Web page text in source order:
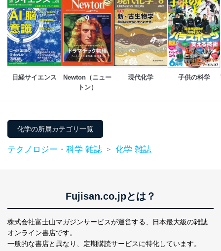
日経サイエンス
Newton（ニュー
トン）
現代化学 子供の科学
化学の所属カテゴリ一覧
テクノロジー・科学 雑誌 > 化学 雑誌
Fujisan.co.jpとは？
株式会社富士山マガジンサービスが運営する、
日本最大級の雑誌
オンライン書店です。
一般的な書店と異なり、 定期購読サービスに特化しています。